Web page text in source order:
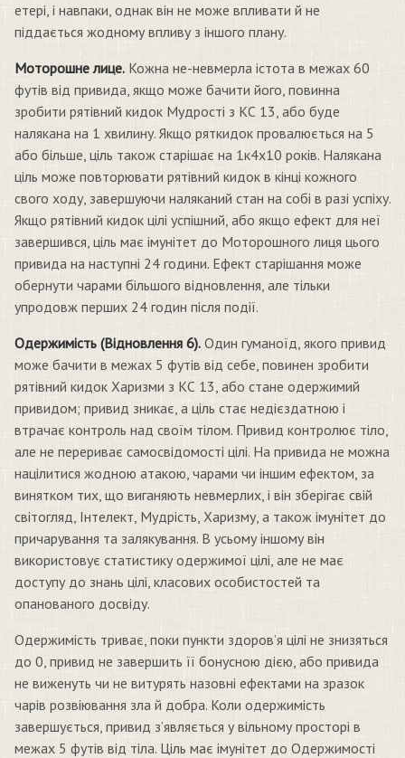
етері, і навпаки, однак він не може впливати й не
піддається жодному впливу з іншого плану.
Моторошне лице. Кожна не-невмерла істота в межах 60
футів від привида, якщо може бачити його, повинна
зробити рятівний кидок Мудрості з КС 13, або буде
налякана на 1 хвилину. Якщо ряткидок провалюється на 5
або більше, ціль також старішає на 1к4х10 років. Налякана
ціль може повторювати рятівний кидок в кінці кожного
свого ходу, завершуючи наляканий стан на собі в разі успіху.
Якщо рятівний кидок цілі успішний, або якщо ефект для неї
завершився, ціль має імунітет до Моторошного лиця цього
привида на наступні 24 години. Ефект старішання може
обернути чарами більшого відновлення, але тільки
упродовж перших 24 годин після події.
Одержимість (Відновлення 6). Один гуманоїд, якого привид
може бачити в межах 5 футів від себе, повинен зробити
рятівний кидок Харизми з КС 13, або стане одержимий
привидом; привид зникає, а ціль стає недієздатною і
втрачає контроль над своїм тілом. Привид контролює тіло,
але не перериває самосвідомості цілі. На привида не можна
націлитися жодною атакою, чарами чи іншим ефектом, за
винятком тих, що виганяють невмерлих, і він зберігає свій
світогляд, Інтелект, Мудрість, Харизму, а також імунітет до
причарування та залякування. В усьому іншому він
використовує статистику одержимої цілі, але не має
доступу до знань цілі, класових особистостей та
опанованого досвіду.
Одержимість триває, поки пункти здоров’я цілі не знизяться
до 0, привид не завершить її бонусною дією, або привида
не виженуть чи не витурять назовні ефектами на зразок
чарів розвіювання зла й добра. Коли одержимість
завершується, привид з’являється у вільному просторі в
межах 5 футів від тіла. Ціль має імунітет до Одержимості